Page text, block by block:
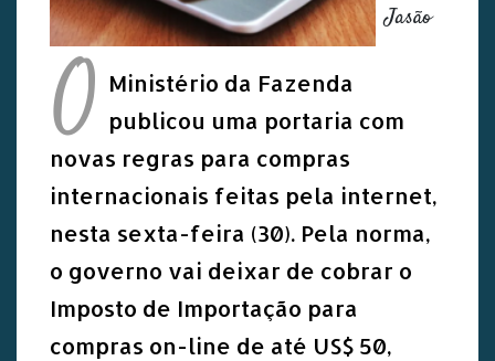
Jasão
O Ministério da Fazenda
publicou uma portaria com
novas regras para compras
internacionais feitas pela internet,
nesta sexta-feira (30). Pela norma,
o governo vai deixar de cobrar o
Imposto de Importação para
compras on-line de até US$ 50,